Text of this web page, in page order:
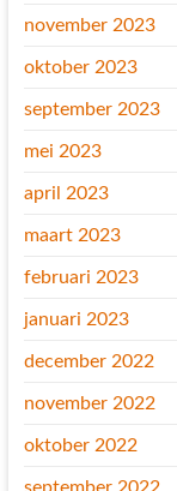
november 2023
oktober 2023
september 2023
mei 2023
april 2023
maart 2023
februari 2023
januari 2023
december 2022
november 2022
oktober 2022